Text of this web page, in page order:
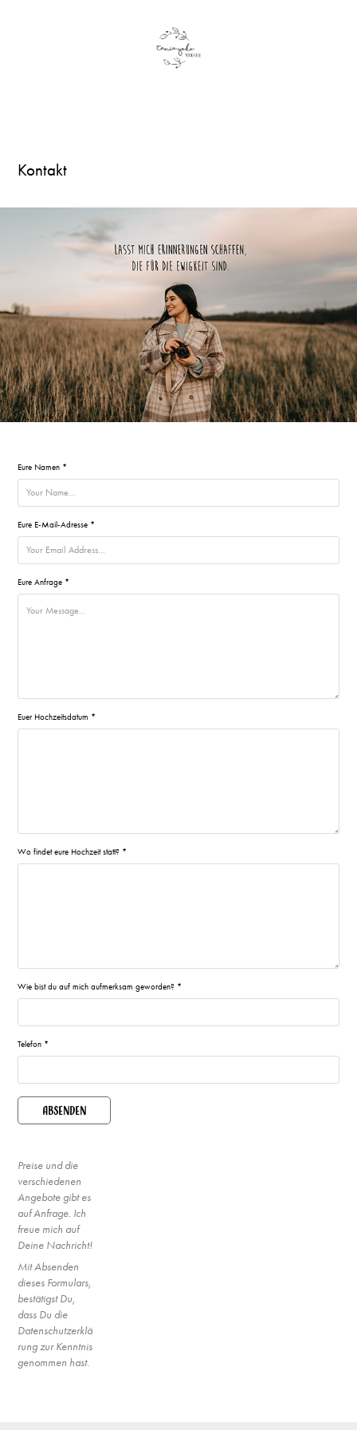
Kontakt
Eure Namen *
Eure E-Mail-Adresse *
Eure Anfrage *
Euer Hochzeitsdatum *
Wo findet eure Hochzeit statt? *
Wie bist du auf mich aufmerksam geworden? *
Telefon *
Absenden
Preise und die
verschiedenen
Angebote gibt es
auf Anfrage. Ich
freue mich auf
Deine Nachricht!
Mit Absenden
dieses Formulars,
bestätigst Du,
dass Du die
Datenschutzerklä
rung zur Kenntnis
genommen hast.